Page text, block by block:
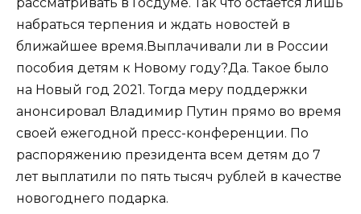
набраться терпения и ждать новостей в
ближайшее время.Выплачивали ли в России
пособия детям к Новому году?Да. Такое было
на Новый год 2021. Тогда меру поддержки
анонсировал Владимир Путин прямо во время
своей ежегодной пресс-конференции. По
распоряжению президента всем детям до 7
лет выплатили по пять тысяч рублей в качестве
новогоднего подарка.